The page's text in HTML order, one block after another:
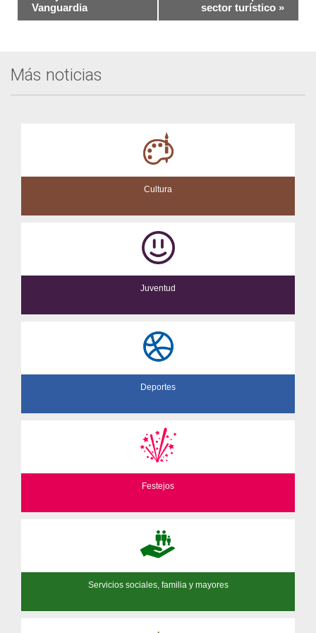
delVanguardia
sector turístico »
Más noticias
Cultura
Juventud
Deportes
Festejos
Servicios sociales, familia y mayores